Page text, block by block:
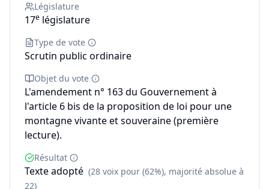
Législature
17e législature
Type de vote
Scrutin public ordinaire
Objet du vote
L'amendement n° 163 du Gouvernement à
l'article 6 bis de la proposition de loi pour une
montagne vivante et souveraine (première
lecture).
Résultat
Texte adopté (28 voix pour (62%), majorité absolue à
22)